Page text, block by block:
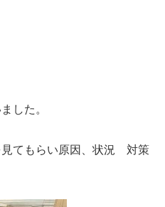
した。
見てもらい原因、状況 対策